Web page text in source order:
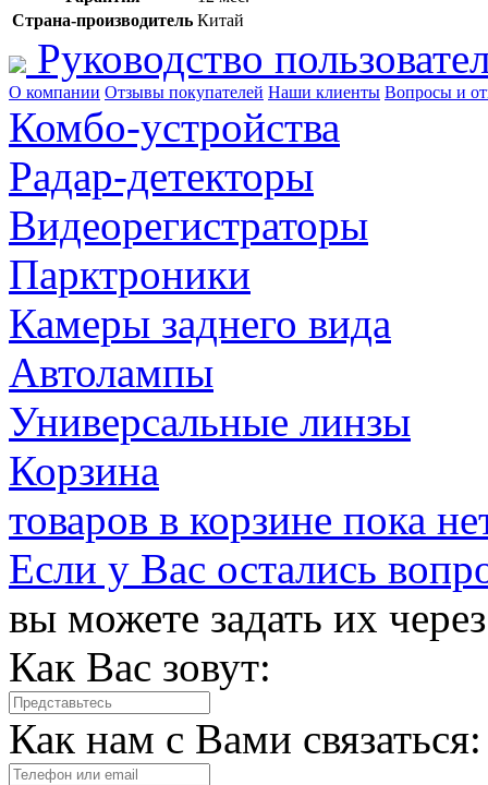
Страна-производитель Китай
Руководство
О компании Отзывы покупателей Наши клиенты Вопросы и
Комбо-устройства
Радар-детекторы
Видеорегистраторы
Парктроники
Камеры заднего вида
Автолампы
Универсальные линзы
Корзина
товаров в корзине пока
Если у Вас остались
вы можете задать их
Как Вас зовут:
Как нам с Вами связаться: